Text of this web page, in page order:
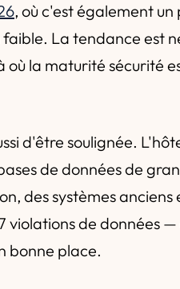
, où c'est également
La tendance est
la maturité sécurité
d'être soulignée.
de données de
des systèmes anciens
violations de données
bonne place.